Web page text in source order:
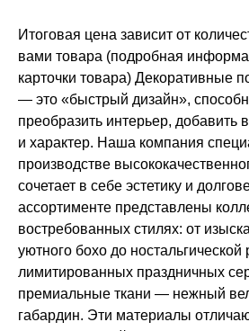
Итоговая цена зависит от
вами товара (подробная
карточки товара) Декоративные
— это «быстрый дизайн»,
преобразить интерьер, добавить
и характер. Наша компания
производстве
сочетает в себе эстетику и
ассортименте представлены
востребованных стилях: от
уютного бохо до ностальгической
лимитированных праздничных
премиальные ткани — нежный
габардин. Эти материалы